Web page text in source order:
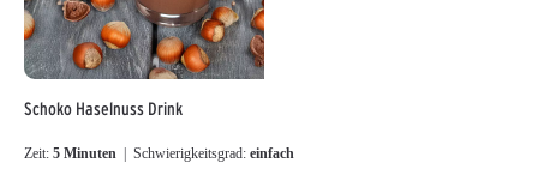
Schoko Haselnuss Drink
Zeit: 5 Minuten | Schwierigkeitsgrad: einfach